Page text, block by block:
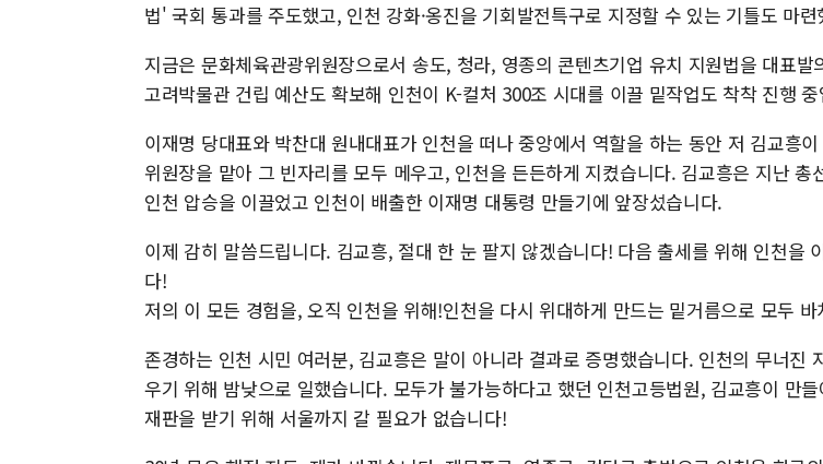
법' 국회 통과를 주도했고, 인천 강화·옹진을 기회발전특구로 지정할 수 있는 기틀도 마련
지금은 문화체육관광위원장으로서 송도, 청라, 영종의 콘텐츠기업 유치 지원법을 대표발
고려박물관 건립 예산도 확보해 인천이 K-컬처 300조 시대를 이끌 밑작업도 착착 진행
이재명 당대표와 박찬대 원내대표가 인천을 떠나 중앙에서 역할을 하는 동안 저 김교흥
위원장을 맡아 그 빈자리를 모두 메우고, 인천을 든든하게 지켰습니다. 김교흥은 지난 총
인천 압승을 이끌었고 인천이 배출한 이재명 대통령 만들기에 앞장섰습니다.
이제 감히 말씀드립니다. 김교흥, 절대 한 눈 팔지 않겠습니다! 다음 출세를 위해 인천을
다!
저의 이 모든 경험을, 오직 인천을 위해!인천을 다시 위대하게 만드는 밑거름으로 모두 바
존경하는 인천 시민 여러분, 김교흥은 말이 아니라 결과로 증명했습니다. 인천의 무너진
우기 위해 밤낮으로 일했습니다. 모두가 불가능하다고 했던 인천고등법원, 김교흥이 만
재판을 받기 위해 서울까지 갈 필요가 없습니다!